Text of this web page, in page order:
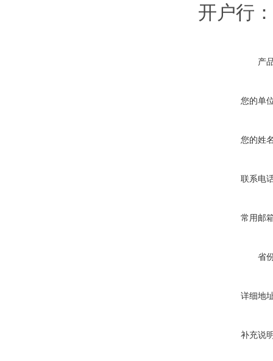
开户行
产
您的单
您的姓
联系电
常用邮
省
详细地
补充说